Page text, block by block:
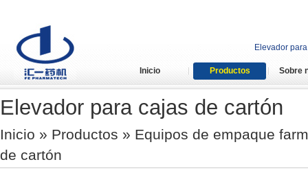
Elevador
Inicio Productos Sobre
Elevador para cajas de cartón
Inicio » Productos » Equipos de empaque
de cartón